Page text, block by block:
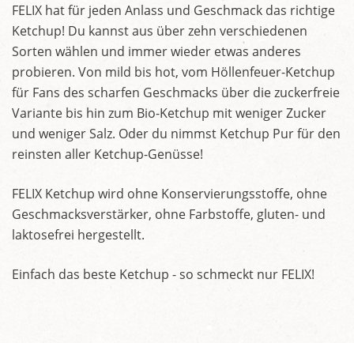
FELIX hat für jeden Anlass und Geschmack das richtige
Ketchup! Du kannst aus über zehn verschiedenen
Sorten wählen und immer wieder etwas anderes
probieren. Von mild bis hot, vom Höllenfeuer-Ketchup
für Fans des scharfen Geschmacks über die zuckerfreie
Variante bis hin zum Bio-Ketchup mit weniger Zucker
und weniger Salz. Oder du nimmst Ketchup Pur für den
reinsten aller Ketchup-Genüsse!
FELIX Ketchup wird ohne Konservierungsstoffe, ohne
Geschmacksverstärker, ohne Farbstoffe, gluten- und
laktosefrei hergestellt.
Einfach das beste Ketchup - so schmeckt nur FELIX!